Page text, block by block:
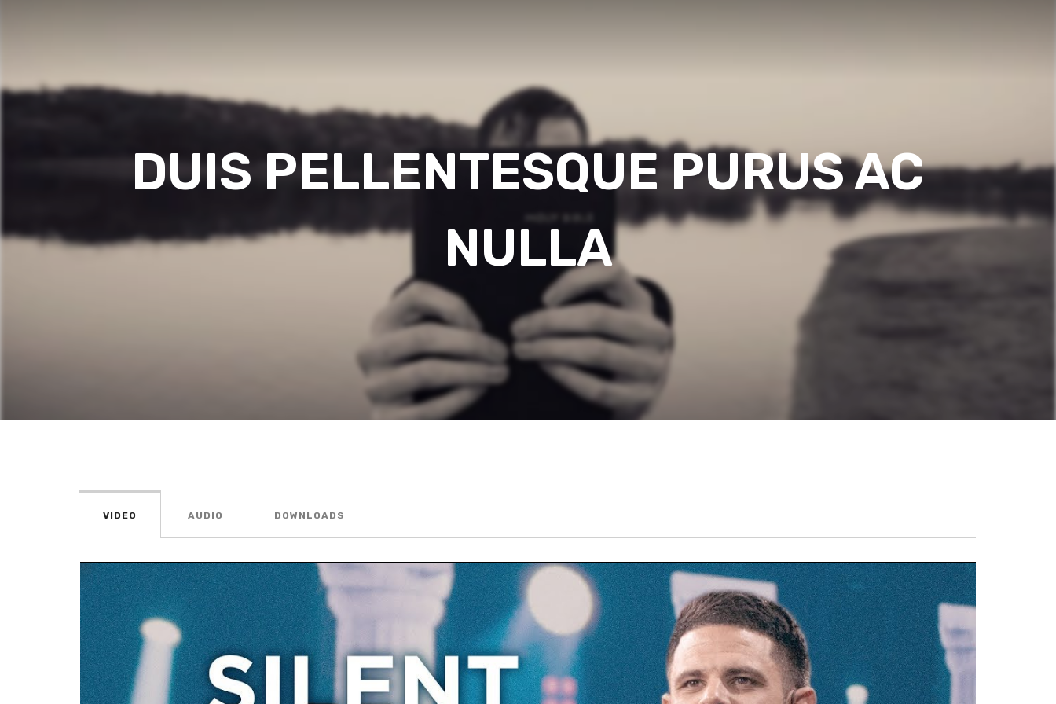
DUIS PELLENTESQUE PURUS AC
NULLA
VIDEO AUDIO DOWNLOADS